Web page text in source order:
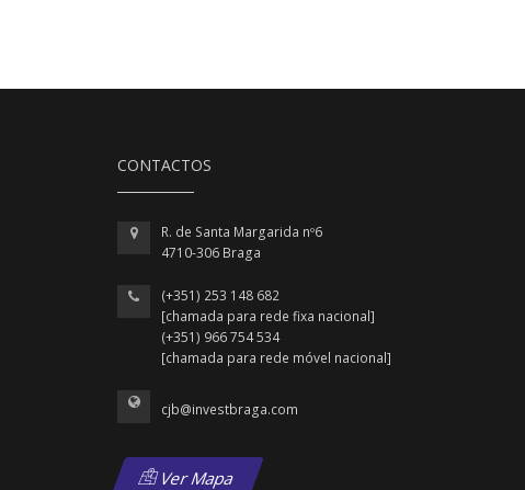
CONTACTOS
R. de Santa Margarida nº6
4710-306 Braga
(+351) 253 148 682
[chamada para rede fixa nacional]
(+351) 966 754 534
[chamada para rede móvel nacional]
cjb@investbraga.com
Ver Mapa